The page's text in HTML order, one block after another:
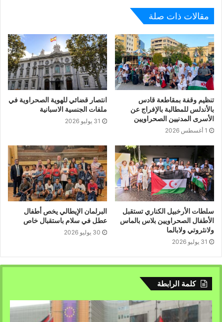
مقالات ذات صلة
تنظيم وقفة بمقاطعة قادس
بالأندلس للمطالبة بالإفراج عن
الأسرى المدنيين الصحراويين
1 أغسطس 2026
انتصار قضائي للهوية الصحراوية في
ملفات الجنسية الاسبانية
31 يوليو 2026
سلطات الأرخبيل الكناري تستقبل
الأطفال الصحراويين بلاس بالماس
ولانثروتي ولابالما
31 يوليو 2026
البرلمان الإيطالي يخص أطفال
عطل في سلام باستقبال خاص
30 يوليو 2026
كلمة الرابطة